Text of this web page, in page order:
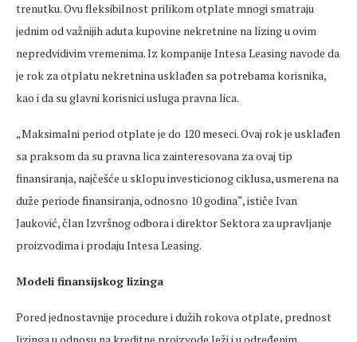
trenutku. Ovu fleksibilnost prilikom otplate mnogi smatraju
jednim od važnijih aduta kupovine nekretnine na lizing u ovim
nepredvidivim vremenima. Iz kompanije Intesa Leasing navode da
je rok za otplatu nekretnina usklađen sa potrebama korisnika,
kao i da su glavni korisnici usluga pravna lica.
„Maksimalni period otplate je do 120 meseci. Ovaj rok je usklađen
sa praksom da su pravna lica zainteresovana za ovaj tip
finansiranja, najčešće u sklopu investicionog ciklusa, usmerena na
duže periode finansiranja, odnosno 10 godina“, ističe Ivan
Jauković, član Izvršnog odbora i direktor Sektora za upravljanje
proizvodima i prodaju Intesa Leasing.
Modeli finansijskog lizinga
Pored jednostavnije procedure i dužih rokova otplate, prednost